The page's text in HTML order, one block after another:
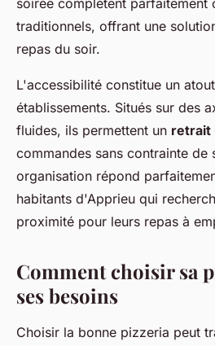
soirée complètent parfaitement
traditionnels, offrant une
repas du soir.
L'accessibilité constitue un
établissements. Situés sur des
fluides, ils permettent un retrait
commandes sans contrainte de
organisation répond
habitants d'Apprieu qui
proximité pour leurs repas à
Comment choisir sa
ses besoins
Choisir la bonne pizzeria peut